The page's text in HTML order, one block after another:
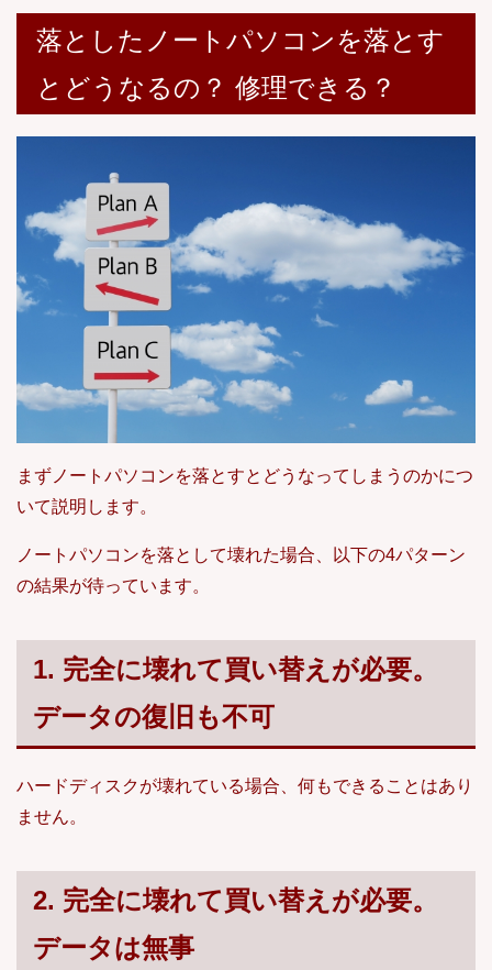
落としたノートパソコンを落とす
とどうなるの？ 修理できる？
まずノートパソコンを落とすとどうなってしまうのかにつ
いて説明します。
ノートパソコンを落として壊れた場合、以下の4パターン
の結果が待っています。
1. 完全に壊れて買い替えが必要。
データの復旧も不可
ハードディスクが壊れている場合、何もできることはあり
ません。
2. 完全に壊れて買い替えが必要。
データは無事